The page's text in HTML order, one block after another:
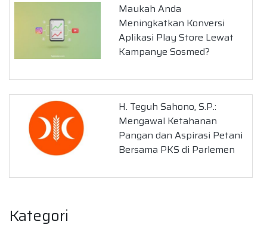
Maukah Anda
Meningkatkan Konversi
Aplikasi Play Store Lewat
Kampanye Sosmed?
H. Teguh Sahono, S.P.:
Mengawal Ketahanan
Pangan dan Aspirasi Petani
Bersama PKS di Parlemen
Kategori